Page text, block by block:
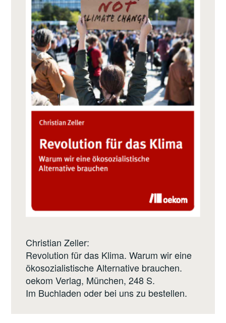
Christian Zeller:
Revolution für das Klima. Warum wir eine
ökosozialistische Alternative brauchen.
oekom Verlag, München, 248 S.
Im Buchladen oder bei uns zu bestellen.